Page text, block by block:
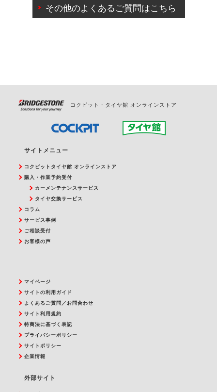
ご来店予約日の3営業日前を過ぎている場合のご予約
の日時変更につきましては、直接ご予約の店舗まで
その他のよくあるご質問はこちら
コクピット・タイヤ館 オンラインストア
サイトメニュー
コクピットタイヤ館 オンラインストア
購入・作業予約受付
カーメンテナンスサービス
タイヤ交換サービス
コラム
サービス事例
ご相談受付
お客様の声
マイページ
サイトの利用ガイド
よくあるご質問／お問合わせ
サイト利用規約
特商法に基づく表記
プライバシーポリシー
サイトポリシー
企業情報
外部サイト